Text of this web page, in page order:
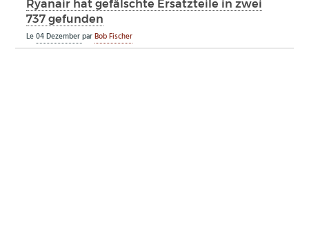
Ryanair hat gefälschte Ersatzteile in zwei
737 gefunden
Le04 DezemberparBob Fischer